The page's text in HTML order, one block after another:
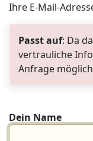
Ihre E-Mail-
Passt auf: Da
vertrauliche
Anfrage
Dein Name